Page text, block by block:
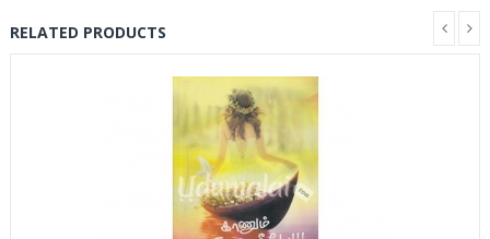
RELATED PRODUCTS